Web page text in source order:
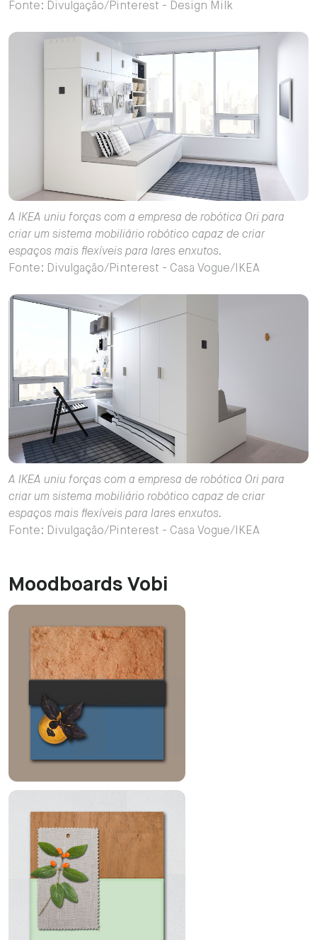
Fonte: Divulgação/Pinterest - Design Milk
A IKEA uniu forças com a empresa de robótica Ori para
criar um sistema mobiliário robótico capaz de criar
espaços mais flexíveis para lares enxutos.
Fonte: Divulgação/Pinterest - Casa Vogue/IKEA
A IKEA uniu forças com a empresa de robótica Ori para
criar um sistema mobiliário robótico capaz de criar
espaços mais flexíveis para lares enxutos.
Fonte: Divulgação/Pinterest - Casa Vogue/IKEA
Moodboards Vobi